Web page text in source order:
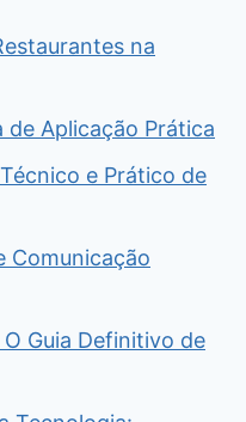
na
de Aplicação Prática
e Prático de
Comunicação
Guia Definitivo de